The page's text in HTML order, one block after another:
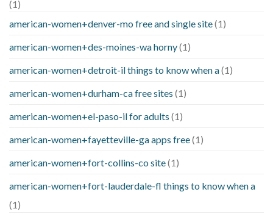
(1)
american-women+denver-mo free and single site(1)
american-women+des-moines-wa horny(1)
american-women+detroit-il things to know when a(1)
american-women+durham-ca free sites (1)
american-women+el-paso-il for adults (1)
american-women+fayetteville-ga apps free(1)
american-women+fort-collins-co site(1)
american-women+fort-lauderdale-fl things to know when a
(1)